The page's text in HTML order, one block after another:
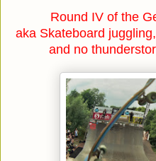
Round IV of the
aka Skateboard
and no